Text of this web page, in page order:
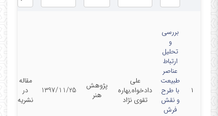
۱
بررسی
و
تحلیل
ارتباط
عناصر
طبیعت
با طرح
و نقش
فرش
علی
دادخواه,بهاره
تقوی نژاد
پژوهش
هنر
1397/11/25
مقاله
در
نشریه